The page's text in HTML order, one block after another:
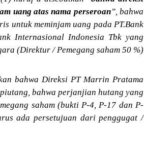
uang atas nama perseroan”, bahwa
untuk meminjam uang pada PT.Bank
Internasional Indonesia Tbk yang
(Direktur / Pemegang saham 50 %)
bahwa Direksi PT Marrin Pratama
bahwa perjanjian hutang yang
saham (bukti P-4, P-17 dan P-
ada persetujuan dari penggugat /